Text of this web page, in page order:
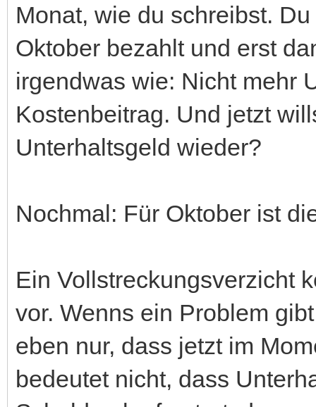
Monat, wie du schreibst.
Oktober bezahlt und erst
irgendwas wie: Nicht mehr
Kostenbeitrag. Und jetzt
Unterhaltsgeld wieder?
Nochmal: Für Oktober ist
Ein Vollstreckungsverzicht
vor. Wenns ein Problem
eben nur, dass jetzt im
bedeutet nicht, dass